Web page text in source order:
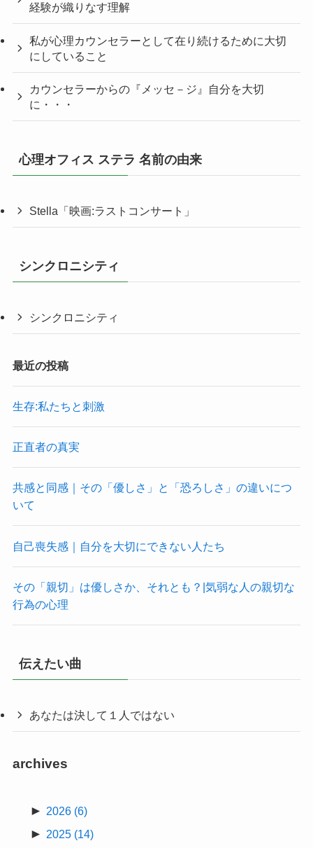
経験が織りなす理解
私が心理カウンセラーとして在り続けるために大切
にしていること
カウンセラーからの『メッセ－ジ』自分を大切
に・・・
心理オフィス ステラ 名前の由来
Stella「映画:ラストコンサート」
シンクロニシティ
シンクロニシティ
最近の投稿
生存:私たちと刺激
正直者の真実
共感と同感｜その「優しさ」と「恐ろしさ」の違いにつ
いて
自己喪失感｜自分を大切にできない人たち
その「親切」は優しさか、それとも？|気弱な人の親切な
行為の心理
伝えたい曲
あなたは決して１人ではない
archives
► 2026 (6)
► 2025 (14)